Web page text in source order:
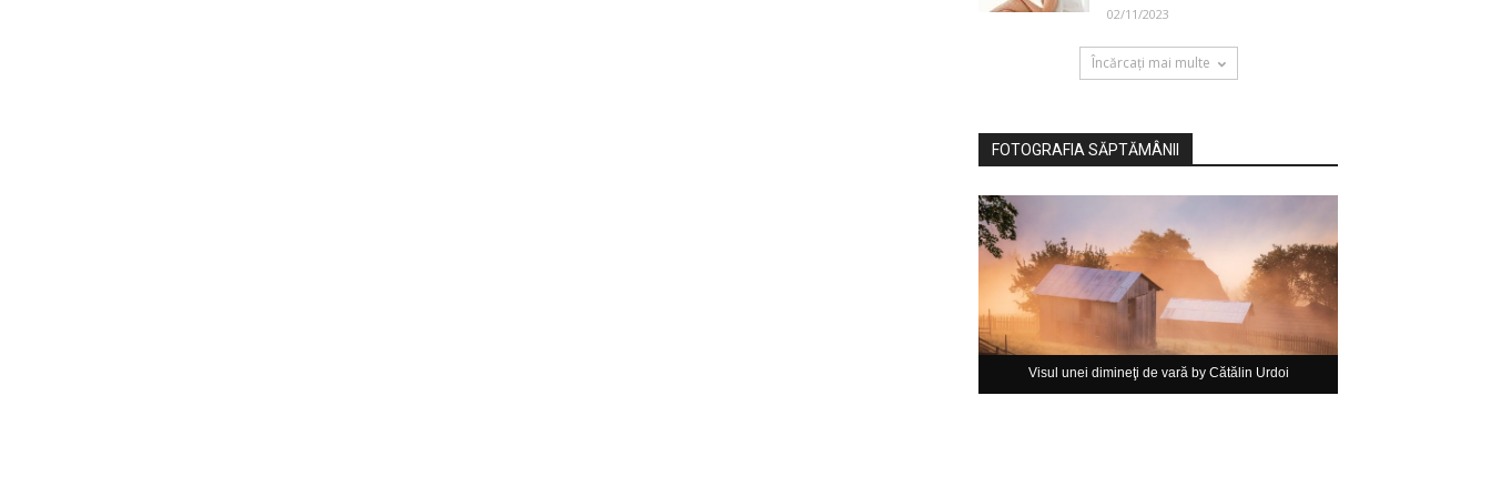
02/11/2023
Încărcați mai multe
FOTOGRAFIA SĂPTĂMÂNII
Visul unei dimineţi de vară by Cătălin Urdoi